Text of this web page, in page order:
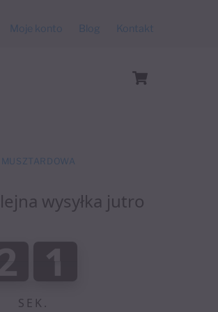
Moje konto Blog Kontakt
wysyłka jutro
9
0
9
1
0
SEK.